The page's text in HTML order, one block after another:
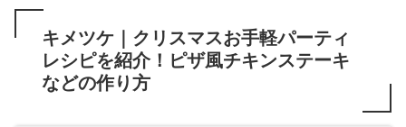
キメツケ｜クリスマスお手軽パーティ
レシピを紹介！ピザ風チキンステーキ
などの作り方